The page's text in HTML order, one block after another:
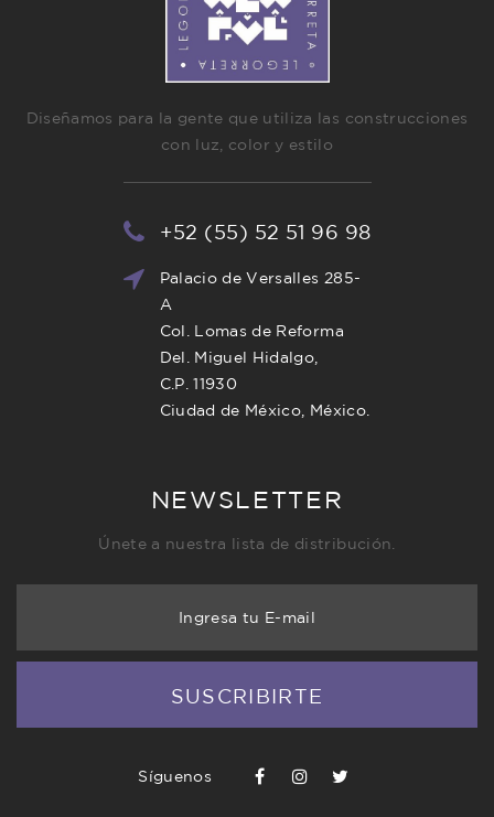
Diseñamos para la gente que utiliza las construcciones
con luz, color y estilo
+52 (55) 52 51 96 98
Palacio de Versalles 285-
A
Col. Lomas de Reforma
Del. Miguel Hidalgo,
C.P. 11930
Ciudad de México, México.
NEWSLETTER
Únete a nuestra lista de distribución.
Ingresa tu E-mail
SUSCRIBIRTE
Síguenos